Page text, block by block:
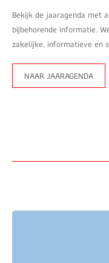
Bekijk de jaaragenda met
bijbehorende informatie.
zakelijke, informatieve en
NAAR JAARAGENDA